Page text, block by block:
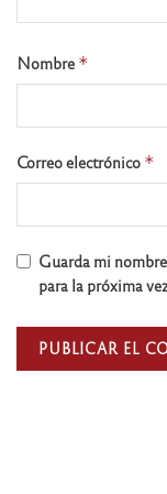
Nombre *
Correo electrónico *
Guarda mi
para la próxima